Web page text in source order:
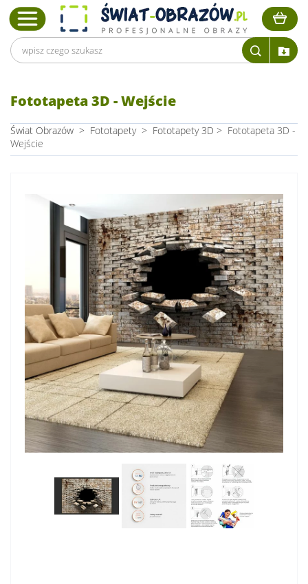
Fototapeta 3D - Wejście
Świat Obrazów > Fototapety > Fototapety 3D > Fototapeta 3D -
Wejście